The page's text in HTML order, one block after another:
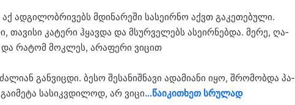
ად­გი­ლობ­რი­ვებს მდი­ნა­რე­ში სა­სე­ირ­ნო აქვთ გა­კე­თე­ბუ­ლი.
თა­ვი­სი კა­ტე­რი ჰყავ­და და მსურ­ვე­ლებს ასე­ირ­ნებ­და. მერე, ღა­
რა­ტომ მოკ­ლეს, არა­ფე­რი ვი­ცით
გან­ვიც­დი. ბესო შე­სა­ნიშ­ნა­ვი ადა­მი­ა­ნი იყო, შრო­მობ­და პა­
სა­სიკ­ვდი­ლოდ, არ ვიცი…წა­ი­კი­თხეთ სრუ­ლად